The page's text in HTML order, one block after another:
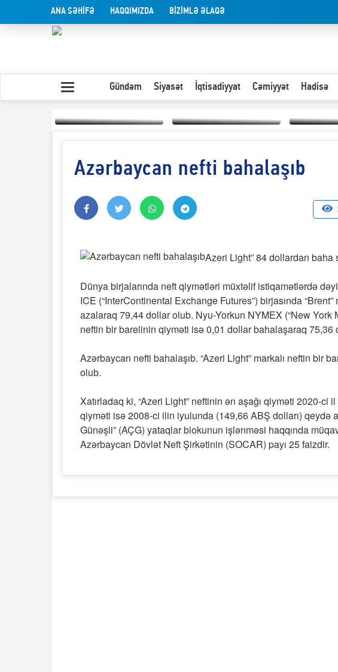
ANA SƏHİFƏ HAQQIMIZDA BİZİMLƏ ƏLAQƏ
Gündəm Siyasət İqtisadiyyat Cəmiyyət Hadisə
Yaxın Şərqdəki
müharibənin qısa Olduğu kimi görünən
Paytaxta
"Xoş
Azərbaycan nefti bahalaşıb
Azeri Light” 84 dollardan baha
Dünya birjalarında neft qiymətləri müxtəlif istiqamətlərdə
ICE (“InterContinental Exchange Futures”) birjasında
azalaraq 79,44 dollar olub. Nyu-Yorkun NYMEX (“New York
neftin bir barelinin qiyməti isə 0,01 dollar bahalaşaraq 75,36
Azərbaycan nefti bahalaşıb. “Azeri Light” markalı neftin bir
olub.
Xatırladaq ki, “Azeri Light” neftinin ən aşağı qiyməti 2020-
qiyməti isə 2008-ci ilin iyulunda (149,66 ABŞ dolları) qeydə
Günəşli” (AÇG) yataqlar blokunun işlənməsi haqqında
Azərbaycan Dövlət Neft Şirkətinin (SOCAR) payı 25 faizdir.